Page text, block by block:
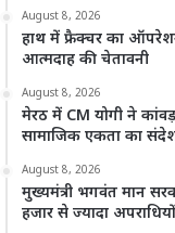
August 8, 2026
हाथ में फ्रैक्चर का
आत्मदाह की चेतावनी
August 8, 2026
मेरठ में CM योगी ने कांवड़
सामाजिक एकता का
August 8, 2026
मुख्यमंत्री भगवंत मान
हजार से ज्यादा अपराधियों